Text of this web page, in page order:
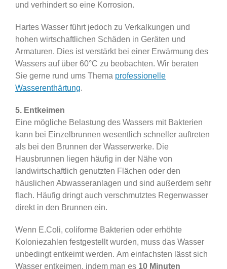
und verhindert so eine Korrosion.
Hartes Wasser führt jedoch zu Verkalkungen und
hohen wirtschaftlichen Schäden in Geräten und
Armaturen. Dies ist verstärkt bei einer Erwärmung des
Wassers auf über 60°C zu beobachten. Wir beraten
Sie gerne rund ums Thema professionelle
Wasserenthärtung.
5. Entkeimen
Eine mögliche Belastung des Wassers mit Bakterien
kann bei Einzelbrunnen wesentlich schneller auftreten
als bei den Brunnen der Wasserwerke. Die
Hausbrunnen liegen häufig in der Nähe von
landwirtschaftlich genutzten Flächen oder den
häuslichen Abwasseranlagen und sind außerdem sehr
flach. Häufig dringt auch verschmutztes Regenwasser
direkt in den Brunnen ein.
Wenn E.Coli, coliforme Bakterien oder erhöhte
Koloniezahlen festgestellt wurden, muss das Wasser
unbedingt entkeimt werden. Am einfachsten lässt sich
Wasser entkeimen, indem man es 10 Minuten